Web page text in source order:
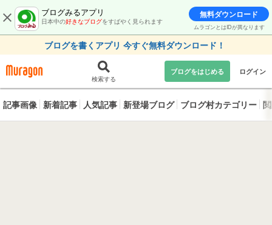
ブログみるアプリ
日本中の好きなブログをすばやく見られます
無料ダウンロード
ムラゴンとはIDが異なります
ブログを書くアプリ 今すぐ無料ダウンロード！
検索する
ブログをはじめる ログイン
記事画像 新着記事 人気記事 新登場ブログ ブログ村カテゴリー